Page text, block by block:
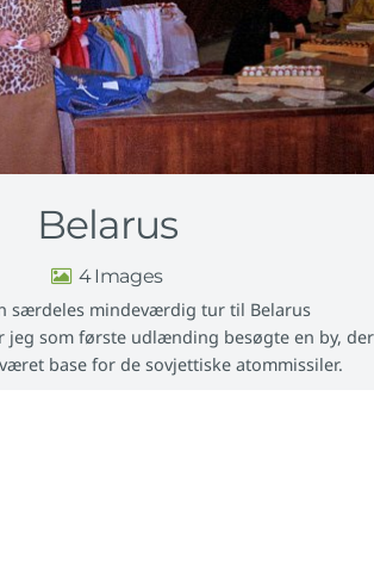
Belarus
4
særdeles mindeværdig tur til Belarus
jeg som første udlænding besøgte en by, der
base for de sovjettiske atommissiler.